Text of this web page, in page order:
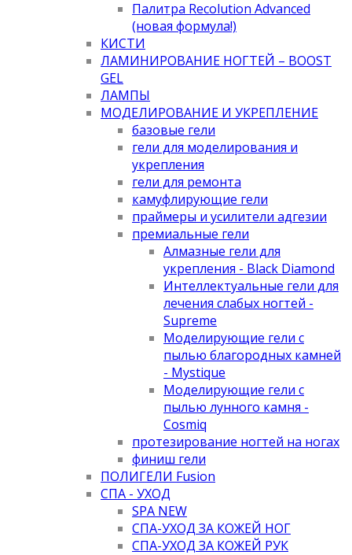
Палитра Recolution Advanced
(новая формула!)
КИСТИ
ЛАМИНИРОВАНИЕ НОГТЕЙ – BOOST
GEL
ЛАМПЫ
МОДЕЛИРОВАНИЕ И УКРЕПЛЕНИЕ
базовые гели
гели для моделирования и
укрепления
гели для ремонта
камуфлирующие гели
праймеры и усилители адгезии
премиальные гели
Алмазные гели для
укрепления - Black Diamond
Интеллектуальные гели для
лечения слабых ногтей -
Supreme
Моделирующие гели с
пылью благородных камней
- Mystique
Моделирующие гели с
пылью лунного камня -
Cosmiq
протезирование ногтей на ногах
финиш гели
ПОЛИГЕЛИ Fusion
СПА - УХОД
SPA NEW
СПА-УХОД ЗА КОЖЕЙ НОГ
СПА-УХОД ЗА КОЖЕЙ РУК